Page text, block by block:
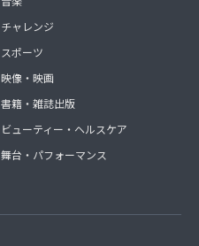
チャレンジ
スポーツ
映像・映画
書籍・雑誌出版
ビューティー・ヘルスケア
舞台・パフォーマンス